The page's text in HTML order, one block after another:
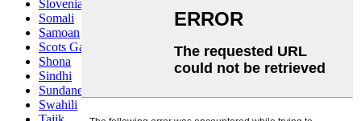
Slovenian
Somali
Samoan
Scots Gaelic
Shona
Sindhi
Sundanese
Swahili